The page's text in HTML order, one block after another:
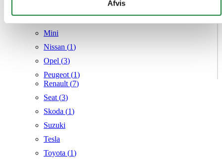
givet dem, eller som de har indsamlet fra din brug af deres
tjenester.
Afvis
Mini
Nissan (1)
Opel (3)
Peugeot (1)
Renault (7)
Seat (3)
Skoda (1)
Suzuki
Tesla
Toyota (1)